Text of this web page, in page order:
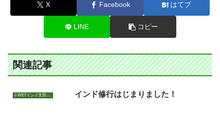
X Facebook はてブ
LINE コピー
関連記事
J-WETインド支部～ヨガのこころ～ インド修行はじまりました！